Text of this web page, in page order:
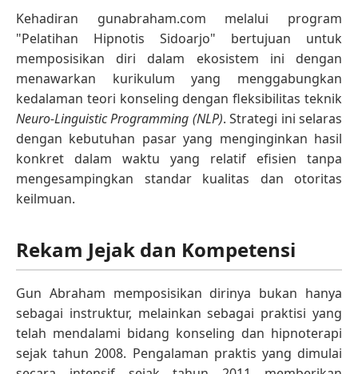
Kehadiran gunabraham.com melalui program
"Pelatihan Hipnotis Sidoarjo" bertujuan untuk
memposisikan diri dalam ekosistem ini dengan
menawarkan kurikulum yang menggabungkan
kedalaman teori konseling dengan fleksibilitas teknik
Neuro-Linguistic Programming (NLP). Strategi ini selaras
dengan kebutuhan pasar yang menginginkan hasil
konkret dalam waktu yang relatif efisien tanpa
mengesampingkan standar kualitas dan otoritas
keilmuan.
Rekam Jejak dan Kompetensi
Gun Abraham memposisikan dirinya bukan hanya
sebagai instruktur, melainkan sebagai praktisi yang
telah mendalami bidang konseling dan hipnoterapi
sejak tahun 2008. Pengalaman praktis yang dimulai